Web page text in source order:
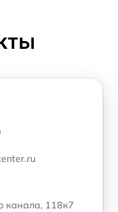
канала, 118к7